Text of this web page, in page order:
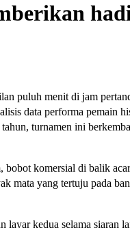
puluh menit di jam
data performa pemain
turnamen ini
komersial di balik
mata yang tertuju pada
layar kedua selama siaran